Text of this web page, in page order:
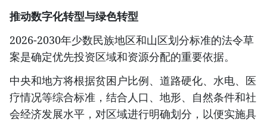
推动数字化转型与绿色转型
2026-2030年少数民族地区和山区划分标准的法令草
案是确定优先投资区域和资源分配的重要依据。
中央和地方将根据贫困户比例、道路硬化、水电、医
疗情况等综合标准，结合人口、地形、自然条件和社
会经济发展水平，对区域进行明确划分，以便实施具